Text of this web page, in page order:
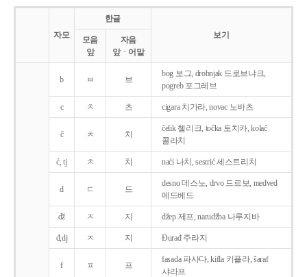
자모
한글
보기
모음
앞
자음
앞ㆍ어말
b ㅂ 브
bog 보그, drobnjak 드로브냐크,
pogreb 포그레브
c ㅊ 츠 cigara 치가라, novac 노바츠
č ㅊ 치
čelik 첼리크, točka 토치카, kolač
콜라치
ć, tj ㅊ 치 naći 나치, sestrić 세스트리치
d ㄷ 드
desno 데스노, drvo 드르보, medved
메드베드
dž ㅈ 지 džep 제프, narudžba 나루지바
đ,dj ㅈ 지 Ðurađ 주라지
f ㅍ 프
fasada 파사다, kifla 키플라, šaraf
샤라프